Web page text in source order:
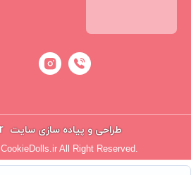
طراحی و پیاده سازی سایت
All Right Reserved.